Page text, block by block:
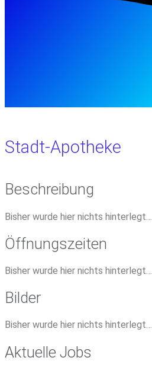
Stadt-Apotheke
Beschreibung
Bisher wurde hier nichts hinterlegt…
Öffnungszeiten
Bisher wurde hier nichts hinterlegt…
Bilder
Bisher wurde hier nichts hinterlegt…
Aktuelle Jobs